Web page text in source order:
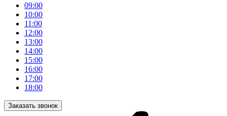
09:00
10:00
11:00
12:00
13:00
14:00
15:00
16:00
17:00
18:00
Заказать звонок